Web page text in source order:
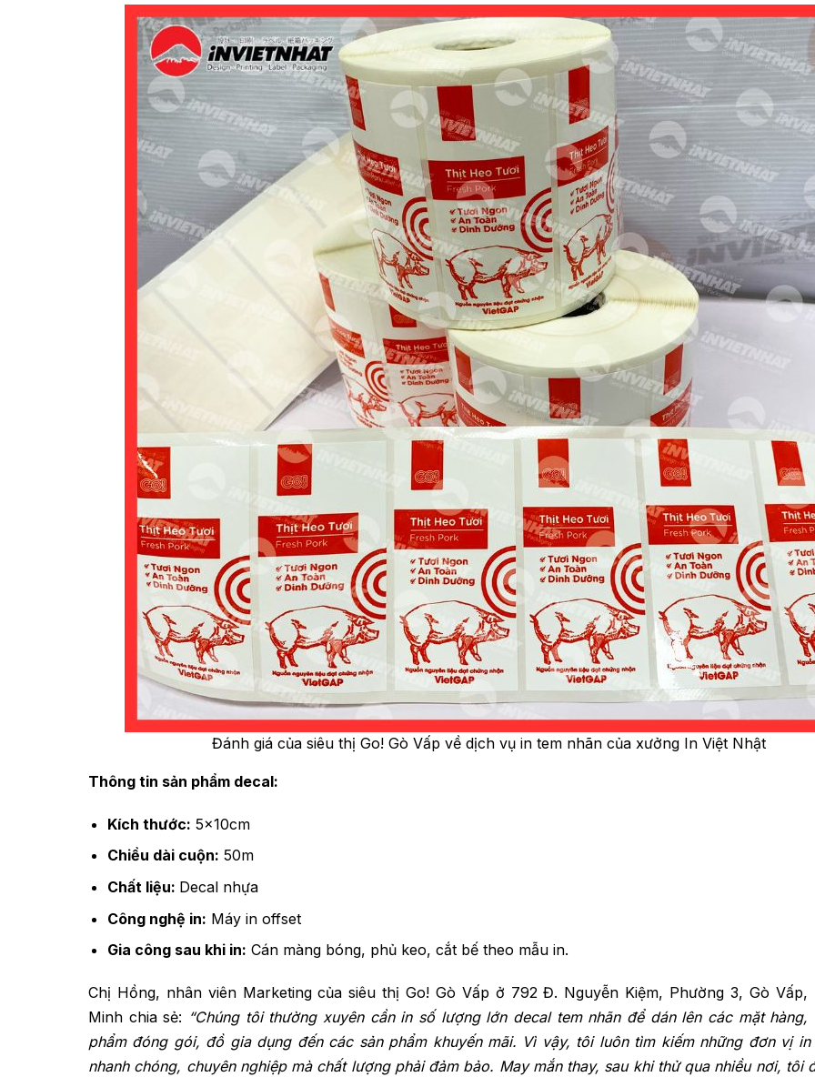
Đánh giá của siêu thị Go! Gò Vấp về dịch vụ in tem nhãn của xưởng In Việt Nhật
Thông tin sản phẩm decal:
Kích thước: 5x10cm
Chiều dài cuộn: 50m
Chất liệu: Decal nhựa
Công nghệ in: Máy in offset
Gia công sau khi in: Cán màng bóng, phủ keo, cắt bế theo mẫu in.
Chị Hồng, nhân viên Marketing của siêu thị Go! Gò Vấp ở 792 Đ. Nguyễn Kiệm, Phường 3, Gò Vấp,
Minh chia sẻ: “Chúng tôi thường xuyên cần in số lượng lớn decal tem nhãn để dán lên các mặt hàng,
phẩm đóng gói, đồ gia dụng đến các sản phẩm khuyến mãi. Vì vậy, tôi luôn tìm kiếm những đơn vị in
nhanh chóng, chuyên nghiệp mà chất lượng phải đảm bảo. May mắn thay, sau khi thử qua nhiều nơi, tôi